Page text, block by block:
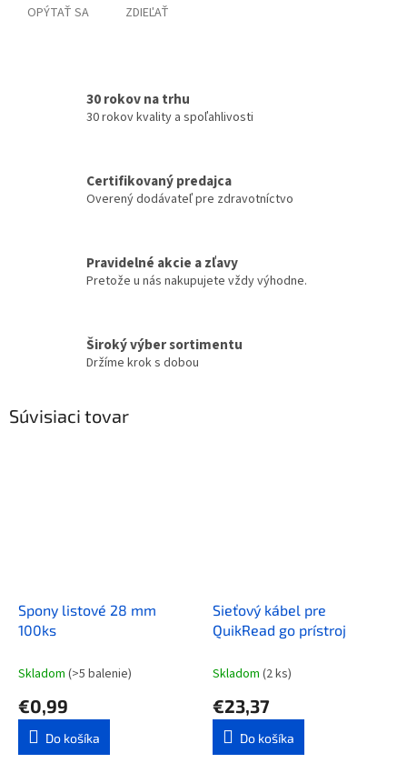
OPÝTAŤ SA ZDIEĽAŤ
30 rokov na trhu
30 rokov kvality a spoľahlivosti
Certifikovaný predajca
Overený dodávateľ pre zdravotníctvo
Pravidelné akcie a zľavy
Pretože u nás nakupujete vždy výhodne.
Široký výber sortimentu
Držíme krok s dobou
Súvisiaci tovar
Spony listové 28 mm
100ks
Skladom (>5 balenie)
€0,99
Do košíka
Sieťový kábel pre
QuikRead go prístroj
Skladom (2 ks)
€23,37
Do košíka